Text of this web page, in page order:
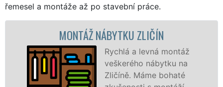
řemesel a montáže až po stavební práce.
MONTÁŽ NÁBYTKU ZLIČÍN
Rychlá a levná montáž
veškerého nábytku na
Zličíně. Máme bohaté